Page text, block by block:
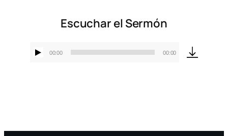
Escuchar el Sermón
Reproductor
00:00 00:00